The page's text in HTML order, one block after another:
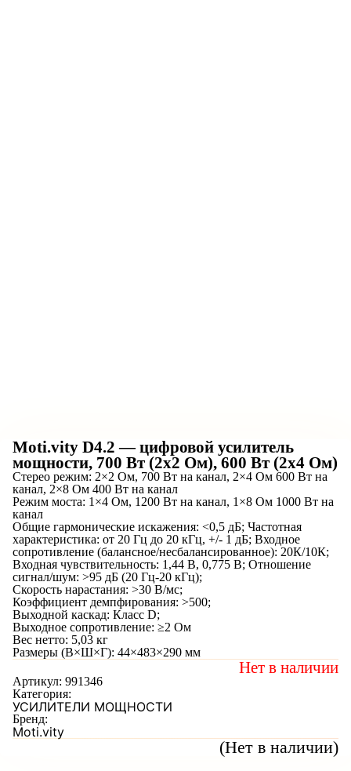
Moti.vity D4.2 — цифровой усилитель
мощности, 700 Вт (2х2 Ом), 600 Вт (2х4 Ом)
(Нет в наличии)
Стерео режим: 2×2 Ом, 700 Вт на канал, 2×4 Ом 600 Вт на
канал, 2×8 Ом 400 Вт на канал
Режим моста: 1×4 Ом, 1200 Вт на канал, 1×8 Ом 1000 Вт на
канал
Общие гармонические искажения: <0,5 дБ; Частотная
характеристика: от 20 Гц до 20 кГц, +/- 1 дБ; Входное
сопротивление (балансное/несбалансированное): 20К/10К;
Входная чувствительность: 1,44 В, 0,775 В; Отношение
сигнал/шум: >95 дБ (20 Гц-20 кГц);
Скорость нарастания: >30 В/мс;
Коэффициент демпфирования: >500;
Выходной каскад: Класс D;
Выходное сопротивление: ≥2 Ом
Вес нетто: 5,03 кг
Размеры (В×Ш×Г): 44×483×290 мм
Нет в наличии
Артикул: 991346
Категория:
УСИЛИТЕЛИ МОЩНОСТИ
Бренд:
Moti.vity